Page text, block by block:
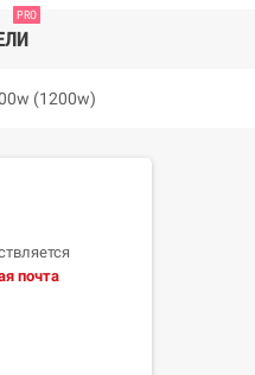
PRO
(1200w)
почта